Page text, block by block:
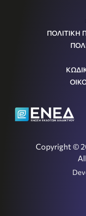
ΠΟΛΙΤΙΚΗ
Copyright ©